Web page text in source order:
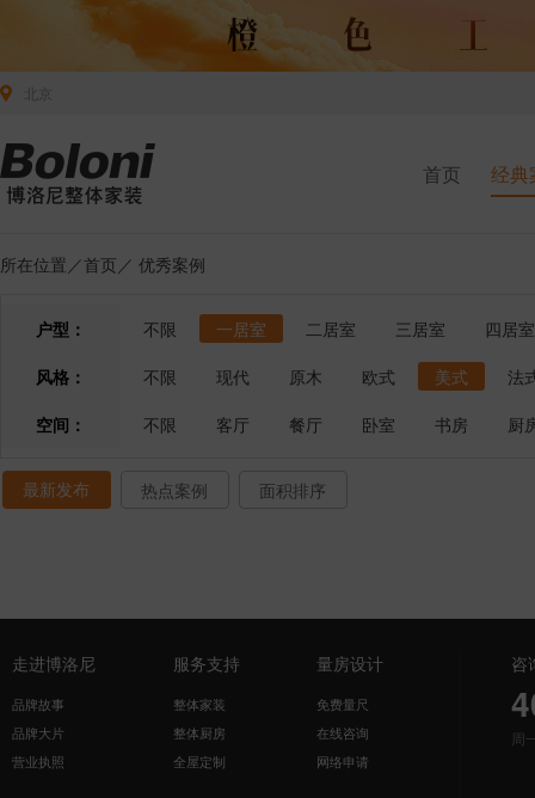
首页 经典
所在位置／首页 ／ 优秀案例
户型： 不限 一居室 二居室 三居室
四居室
风格：
不限 现代 原木 欧式 美式
法
空间：
不限 客厅 餐厅 卧室 书房 厨
最新发布 热点案例 面积排序
走进博洛尼
品牌故事
品牌大片
营业执照
服务支持
整体家装
整体厨房
全屋定制
量房设计
免费量尺
在线咨询
网络申请
咨
周